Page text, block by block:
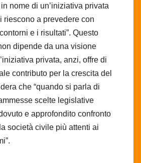
nome di un’iniziativa privata
riescono a prevedere con
e i risultati”. Questo
dipende da una visione
privata, anzi, offre di
contributo per la crescita del
che “quando si parla di
scelte legislative
e approfondito confronto
società civile più attenti ai